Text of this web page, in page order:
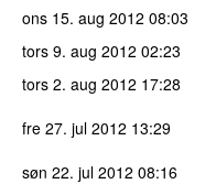
ons 15. aug 2012 08:03
tors 9. aug 2012 02:23
tors 2. aug 2012 17:28
fre 27. jul 2012 13:29
søn 22. jul 2012 08:16